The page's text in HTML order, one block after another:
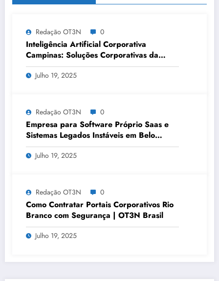
Redação OT3N 0
Inteligência Artificial Corporativa
Campinas: Soluções Corporativas da
OT3N Brasil – Guia 3083
Julho 19, 2025
Redação OT3N 0
Empresa para Software Próprio Saas e
Sistemas Legados Instáveis em Belo
Horizonte | OT3N Brasil – Guia 3449
Julho 19, 2025
Redação OT3N 0
Como Contratar Portais Corporativos Rio
Branco com Segurança | OT3N Brasil
Julho 19, 2025